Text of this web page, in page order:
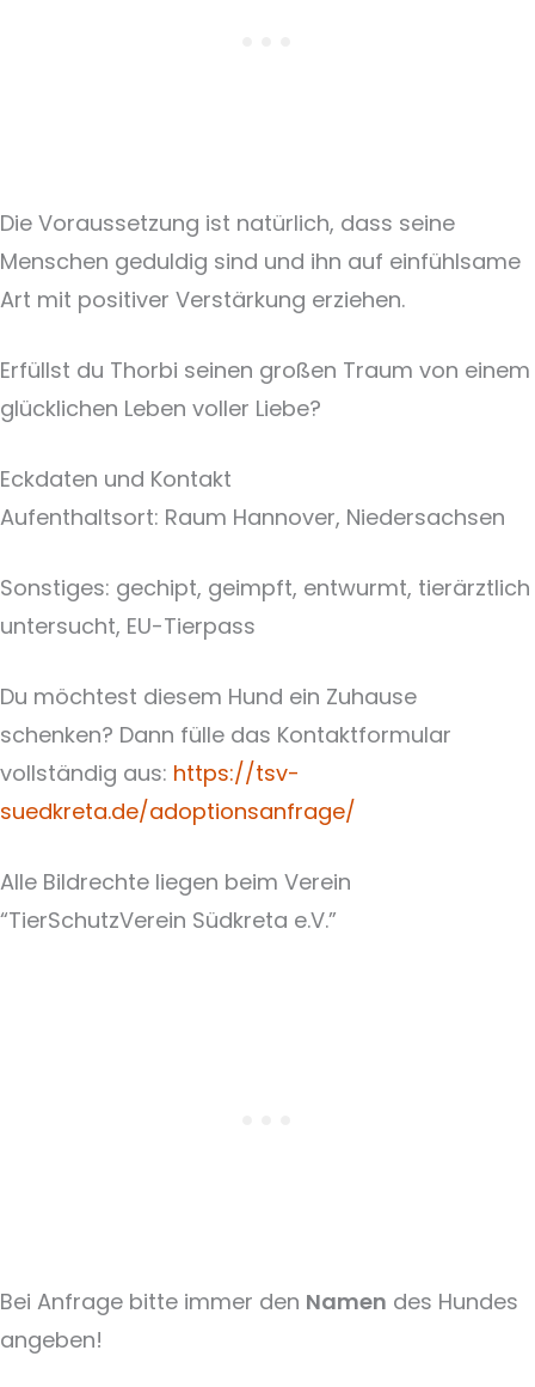
Die Voraussetzung ist natürlich, dass seine
Menschen geduldig sind und ihn auf einfühlsame
Art mit positiver Verstärkung erziehen.
Erfüllst du Thorbi seinen großen Traum von einem
glücklichen Leben voller Liebe?
Eckdaten und Kontakt
Aufenthaltsort: Raum Hannover, Niedersachsen
Sonstiges: gechipt, geimpft, entwurmt, tierärztlich
untersucht, EU-Tierpass
Du möchtest diesem Hund ein Zuhause
schenken? Dann fülle das Kontaktformular
vollständig aus: https://tsv-
suedkreta.de/adoptionsanfrage/
Alle Bildrechte liegen beim Verein
“TierSchutzVerein Südkreta e.V.”
Bei Anfrage bitte immer den Namen des Hundes
angeben!